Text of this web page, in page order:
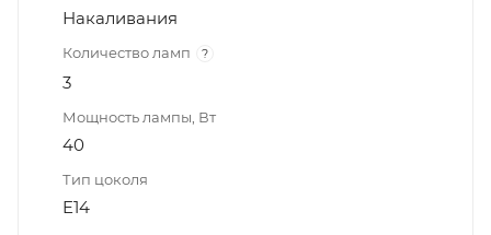
Накаливания
Количество ламп ?
3
Мощность лампы, Вт
40
Тип цоколя
E14